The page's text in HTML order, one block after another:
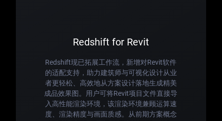
Redshift for Revit
Redshift现已拓展工作流，新增对Revit软件
的适配支持，助力建筑师与可视化设计从业
者更轻松、高效地从方案设计落地生成精美
成品效果图。用户可将Revit项目文件直接导
入高性能渲染环境，该渲染环境兼顾运算速
度、渲染精度与画面质感。从前期方案概念